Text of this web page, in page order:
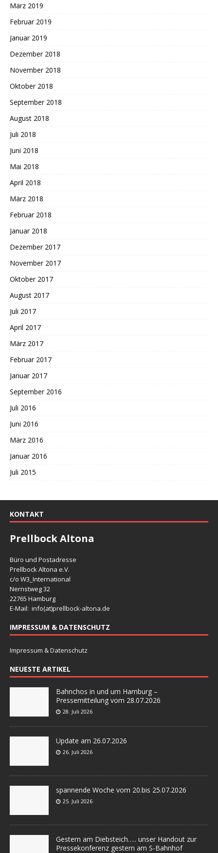
März 2019
Februar 2019
Januar 2019
Dezember 2018
November 2018
Oktober 2018
September 2018
August 2018
Juli 2018
Juni 2018
Mai 2018
April 2018
März 2018
Februar 2018
Januar 2018
Dezember 2017
November 2017
Oktober 2017
August 2017
Juli 2017
April 2017
März 2017
Februar 2017
Januar 2017
September 2016
Juli 2016
Juni 2016
März 2016
Januar 2016
Juli 2015
KONTAKT
Prellbock Altona
Büro und Postadresse
Prellbock Altona e.V.
c/o W3_International
Nernstweg 32
22765 Hamburg
E-Mail: info(at)prellbock-altona.de
IMPRESSUM & DATENSCHUTZ
Impressum & Datenschutz
NEUESTE ARTIKEL
Bahnchos in und um Hamburg –
Pressemitteilung vom 28.07.2026
28. Juli 2026
Update am 26.07.2026
26. Juli 2026
spannende Woche vom 20.bis 25.07.2026
25. Juli 2026
Gestern am Diebsteich….. unser Handout zur
Pressekonferenz gestern am S-Bahnhof